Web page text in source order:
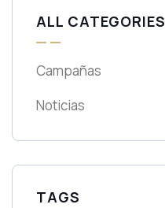
ALL CATEGORIES
Campañas
Noticias
TAGS